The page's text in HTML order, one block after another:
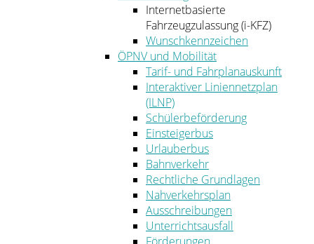
Internetbasierte
Fahrzeugzulassung (i-KFZ)
Wunschkennzeichen
ÖPNV und Mobilität
Tarif- und Fahrplanauskunft
Interaktiver Liniennetzplan
(ILNP)
Schülerbeförderung
Einsteigerbus
Urlauberbus
Bahnverkehr
Rechtliche Grundlagen
Nahverkehrsplan
Ausschreibungen
Unterrichtsausfall